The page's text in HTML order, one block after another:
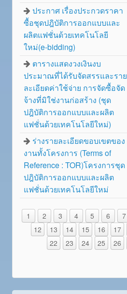
ประกาศ เรื่องประกวดราคา
ซื้อชุดปฎิบัติการออกแบบและ
ผลิตแฟชั่นด้วยเทคโนโลยี
ใหม่(e-bidding)
ตารางแสดงวงเงินงบ
ประมาณที่ได้รับจัดสรรและราย
ละเอียดค่าใช้จ่าย การจัดซื้อจัด
จ้างที่มิใช่งานก่อสร้าง (ชุด
ปฎิบัติการออกแบบและผลิต
แฟชั่นด้วยเทคโนโลยีใหม่)
ร่างรายละเอียดขอบเขตของ
งานทั้งโครงการ (Terms of
Reference : TOR)โครงการชุด
ปฎิบัติการออกแบบและผลิต
แฟชั่นด้วยเทคโนโลยีใหม่
1 2 3 4 5 6 7
12
13 14 15 16 17
22
23 24 25 26